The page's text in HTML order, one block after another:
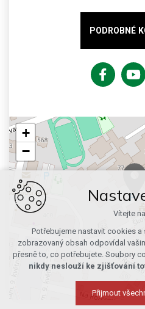
PODROBNÉ
+
−
Vítejte
Potřebujeme nastavit cookies
zobrazovaný obsah odpovídal
přesně to, co potřebujete. Soubory
nikdy neslouží ke zjišťování
Přijmout